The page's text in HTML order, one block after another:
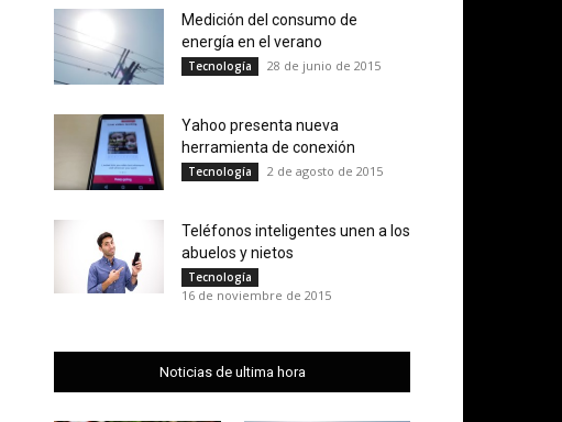
Medición del consumo de
energía en el verano
Tecnología 28 de junio de 2015
Yahoo presenta nueva
herramienta de conexión
Tecnología 2 de agosto de 2015
Teléfonos inteligentes unen a los
abuelos y nietos
Tecnología
16 de noviembre de 2015
Noticias de ultima hora